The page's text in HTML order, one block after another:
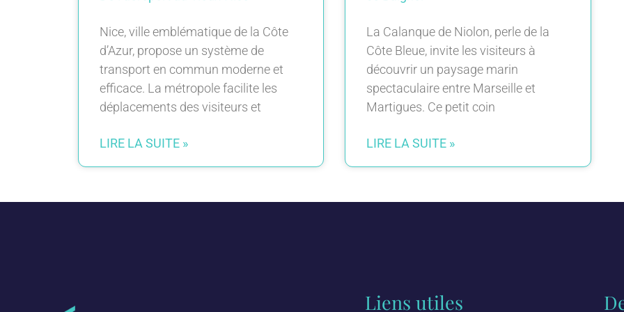
Nice, ville emblématique de la Côte
d’Azur, propose un système de
transport en commun moderne et
efficace. La métropole facilite les
déplacements des visiteurs et
LIRE LA SUITE »
La Calanque de Niolon, perle de la
Côte Bleue, invite les visiteurs à
découvrir un paysage marin
spectaculaire entre Marseille et
Martigues. Ce petit coin
LIRE LA SUITE »
Liens utiles